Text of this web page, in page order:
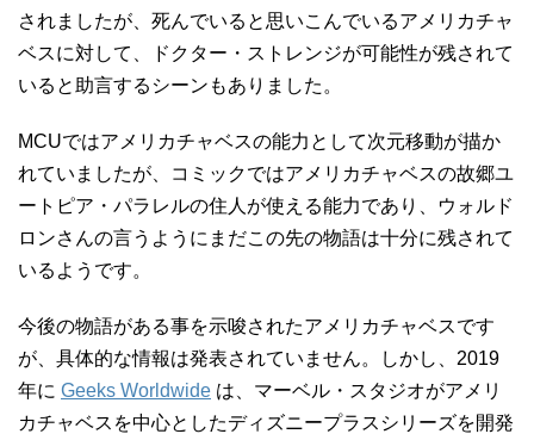
されましたが、死んでいると思いこんでいるアメリカチャ
ベスに対して、ドクター・ストレンジが可能性が残されて
いると助言するシーンもありました。
MCUではアメリカチャベスの能力として次元移動が描か
れていましたが、コミックではアメリカチャベスの故郷ユ
ートピア・パラレルの住人が使える能力であり、ウォルド
ロンさんの言うようにまだこの先の物語は十分に残されて
いるようです。
今後の物語がある事を示唆されたアメリカチャベスです
が、具体的な情報は発表されていません。しかし、2019
年に Geeks Worldwide は、マーベル・スタジオがアメリ
カチャベスを中心としたディズニープラスシリーズを開発